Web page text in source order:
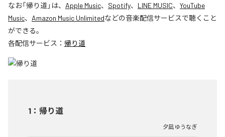
なお「帰り道」は、 Apple Music、 Spotify、 LINE MUSIC、 YouTube
Music、 Amazon Music Unlimitedなどの音楽配信サービスで聴くこと
ができる。
各配信サービス： 帰り道
1 ： 帰り道
夕凪 ゆうなぎ